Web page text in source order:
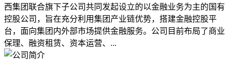
西集团联合旗下子公司共同发起设立的以金融业务为主的国有
控股公司，旨在充分利用集团产业链优势，搭建金融控股平
台，面向集团内外部市场提供金融服务。公司目前布局了商业
保理、融资租赁、资本运营、...